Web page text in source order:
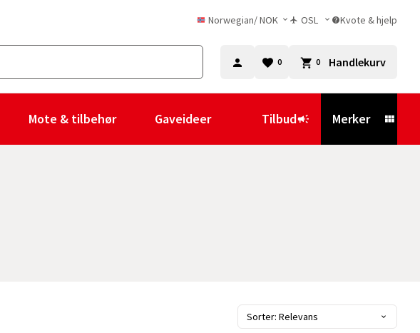
Norwegian/NOK OSL Kvote & hjelp
0 0 Handlekurv
Mote & tilbehør Gaveideer Tilbud Merker
Sorter: Relevans